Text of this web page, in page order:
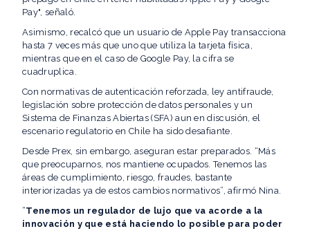
Pay", señaló.
Asimismo, recalcó que un usuario de Apple Pay transacciona
hasta 7 veces más que uno que utiliza la tarjeta física,
mientras que en el caso de Google Pay, la cifra se
cuadruplica.
Con normativas de autenticación reforzada, ley antifraude,
legislación sobre protección de datos personales y un
Sistema de Finanzas Abiertas (SFA) aun en discusión, el
escenario regulatorio en Chile ha sido desafiante.
Desde Prex, sin embargo, aseguran estar preparados. “Más
que preocuparnos, nos mantiene ocupados. Tenemos las
áreas de cumplimiento, riesgo, fraudes, bastante
interiorizadas ya de estos cambios normativos”, afirmó Nina.
“Tenemos un regulador de lujo que va acorde a la
innovación y que está haciendo lo posible para poder